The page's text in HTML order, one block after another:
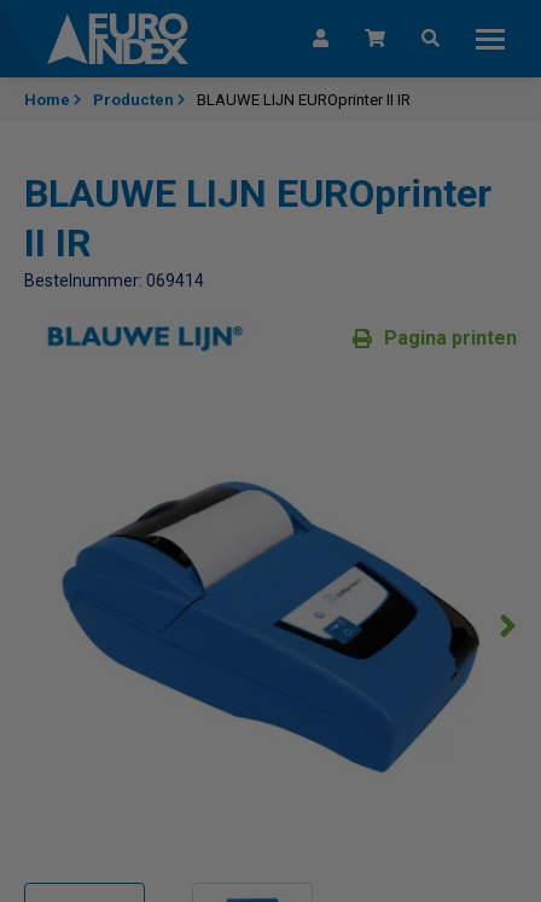
Skip to content
Home Producten BLAUWE LIJN EUROprinter II IR
BLAUWE LIJN EUROprinter
II IR
Bestelnummer: 069414
Pagina printen